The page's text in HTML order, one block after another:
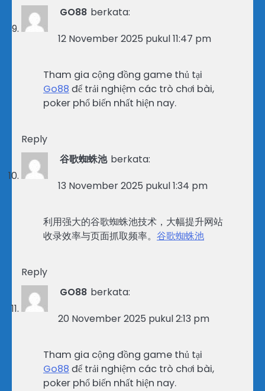
GO88 berkata:
12 November 2025 pukul 11:47 pm
Tham gia cộng đồng game thủ tại
Go88 để trải nghiệm các trò chơi bài,
poker phổ biến nhất hiện nay.
Reply
谷歌蜘蛛池 berkata:
13 November 2025 pukul 1:34 pm
利用强大的谷歌蜘蛛池技术，大幅提升网站
收录效率与页面抓取频率。 谷歌蜘蛛池
Reply
GO88 berkata:
20 November 2025 pukul 2:13 pm
Tham gia cộng đồng game thủ tại
Go88 để trải nghiệm các trò chơi bài,
poker phổ biến nhất hiện nay.